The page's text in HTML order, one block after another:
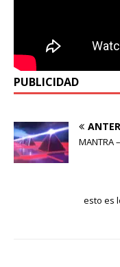
PUBLICIDAD
MANTRA
esto es